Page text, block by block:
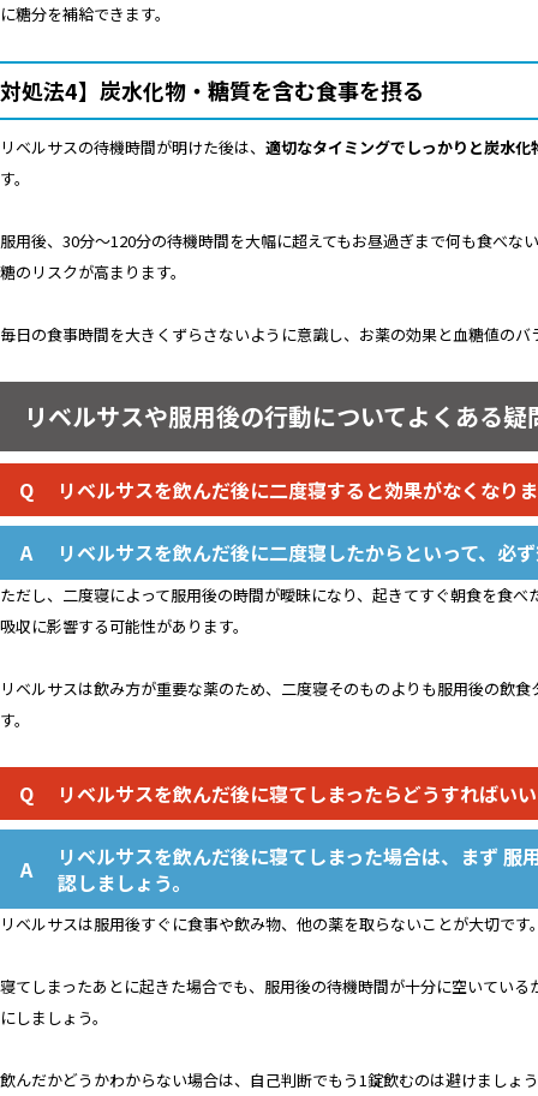
に糖分を補給できます。
対処法4】炭水化物・糖質を含む食事を摂る
リベルサスの待機時間が明けた後は、 適切なタイミングでしっかりと炭水
す。
服用後、30分〜120分の待機時間を大幅に超えてもお昼過ぎまで何も食べな
糖のリスクが高まります。
毎日の食事時間を大きくずらさないように意識し、お薬の効果と血糖値の
リベルサスや服用後の行動についてよくある疑
リベルサスを飲んだ後に二度寝すると効果がなくなり
リベルサスを飲んだ後に二度寝したからといって、必
ただし、二度寝によって服用後の時間が曖昧になり、起きてすぐ朝食を食
吸収に影響する可能性があります。
リベルサスは飲み方が重要な薬のため、二度寝そのものよりも服用後の飲
す。
リベルサスを飲んだ後に寝てしまったらどうすればい
リベルサスを飲んだ後に寝てしまった場合は、まず 服
認しましょう。
リベルサスは服用後すぐに食事や飲み物、他の薬を取らないことが大切です
寝てしまったあとに起きた場合でも、服用後の待機時間が十分に空いてい
にしましょう。
飲んだかどうかわからない場合は、自己判断でもう1錠飲むのは避けましょ